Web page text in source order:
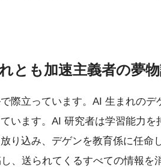
とも加速主義者の夢物
際立っています。AI 生まれのデ
います。AI 研究者は学習能力を
り込み、デゲンを教育係に任命
、送られてくるすべての情報を